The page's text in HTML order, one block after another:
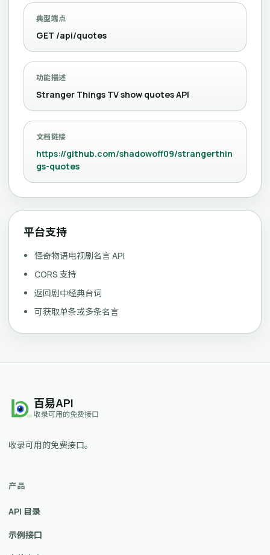
典型端点
GET /api/quotes
功能描述
Stranger Things TV show quotes API
文档链接
https://github.com/shadowoff09/strangerthin
gs-quotes
平台支持
怪奇物语电视剧名言 API
CORS 支持
返回剧中经典台词
可获取单条或多条名言
百易API
收录可用的免费接口
收录可用的免费接口。
产品
API 目录
示例接口